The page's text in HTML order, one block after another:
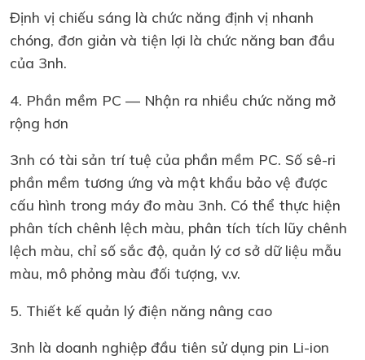
Định vị chiếu sáng là chức năng định vị nhanh
chóng, đơn giản và tiện lợi là chức năng ban đầu
của 3nh.
4. Phần mềm PC — Nhận ra nhiều chức năng mở
rộng hơn
3nh có tài sản trí tuệ của phần mềm PC. Số sê-ri
phần mềm tương ứng và mật khẩu bảo vệ được
cấu hình trong máy đo màu 3nh. Có thể thực hiện
phân tích chênh lệch màu, phân tích tích lũy chênh
lệch màu, chỉ số sắc độ, quản lý cơ sở dữ liệu mẫu
màu, mô phỏng màu đối tượng, v.v.
5. Thiết kế quản lý điện năng nâng cao
3nh là doanh nghiệp đầu tiên sử dụng pin Li-ion